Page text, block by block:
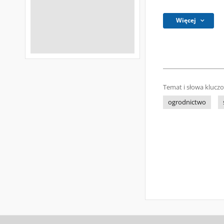
Więcej
Temat i słowa
ogrodnictwo